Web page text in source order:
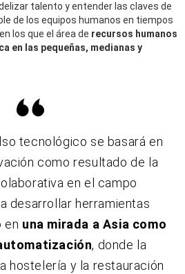
talento y entender las claves de
de los equipos humanos en tiempos
los que el área de recursos humanos
a en las pequeñas, medianas y
tecnológico se basará en
como resultado de la
en el campo
desarrollar herramientas
en una mirada a Asia como
, donde la
hostelería y la restauración